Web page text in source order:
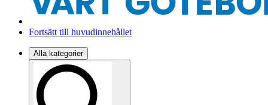
Fortsätt till huvudinnehållet
Alla kategorier